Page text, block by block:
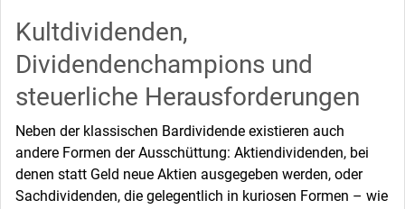
Kultdividenden,
Dividendenchampions und
steuerliche Herausforderungen
Neben der klassischen Bardividende existieren auch
andere Formen der Ausschüttung: Aktiendividenden, bei
denen statt Geld neue Aktien ausgegeben werden, oder
Sachdividenden, die gelegentlich in kuriosen Formen – wie